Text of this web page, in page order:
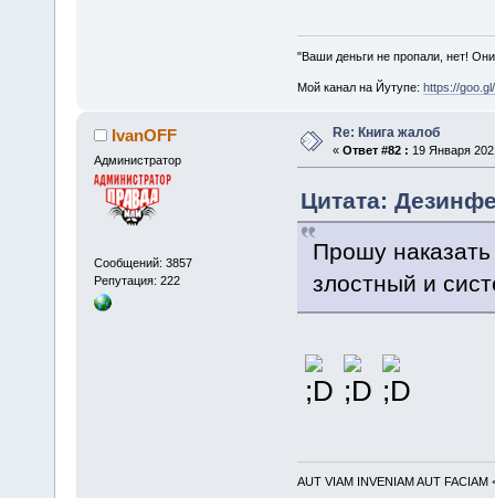
"Ваши деньги не пропали, нет!
Мой канал на Йутупе: https://
IvanOFF
Администратор
Сообщений: 3857
Репутация: 222
Re: Книга жалоб
« Ответ #82 : 19 Января
Цитата:
Прошу
злостный и
AUT VIAM INVENIAM AUT FACIAM